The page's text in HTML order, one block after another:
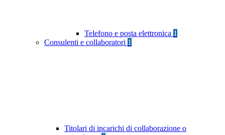
Telefono e posta elettronica 1
Consulenti e collaboratori 1
Titolari di incarichi di collaborazione o